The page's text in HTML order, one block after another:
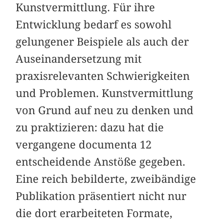
Kunstvermittlung. Für ihre
Entwicklung bedarf es sowohl
gelungener Beispiele als auch der
Auseinandersetzung mit
praxisrelevanten Schwierigkeiten
und Problemen. Kunstvermittlung
von Grund auf neu zu denken und
zu praktizieren: dazu hat die
vergangene documenta 12
entscheidende Anstöße gegeben.
Eine reich bebilderte, zweibändige
Publikation präsentiert nicht nur
die dort erarbeiteten Formate,